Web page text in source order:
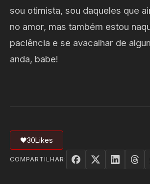
sou otimista, sou daqueles que
no amor, mas também estou
paciência e se avacalhar de
anda, babe!
🖤30Likes
COMPARTILHAR: